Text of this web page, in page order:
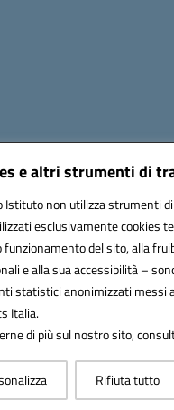
e altri strumenti di
Istituto non utilizza strumenti
esclusivamente cookies
del sito, alla
e alla sua accessibilità –
statistici anonimizzati messi
Italia.
di più sul nostro sito,
Rifiuta tutto